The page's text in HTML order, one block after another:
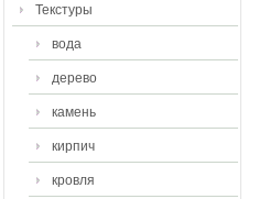
Текстуры
вода
дерево
камень
кирпич
кровля